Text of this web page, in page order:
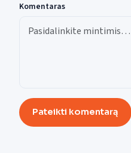
Komentaras
Pateikti komentarą